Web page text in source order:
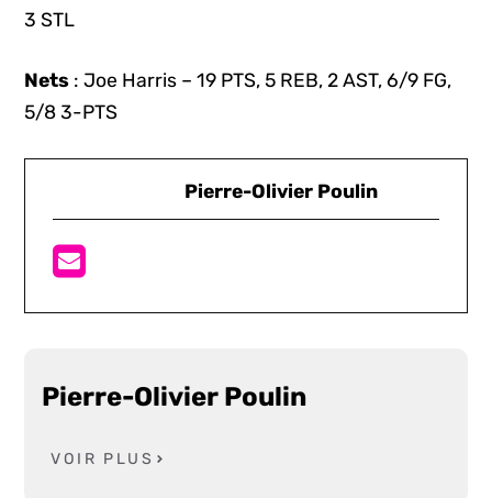
3 STL
Nets : Joe Harris – 19 PTS, 5 REB, 2 AST, 6/9 FG,
5/8 3-PTS
Pierre-Olivier Poulin
Pierre-Olivier Poulin
VOIR PLUS